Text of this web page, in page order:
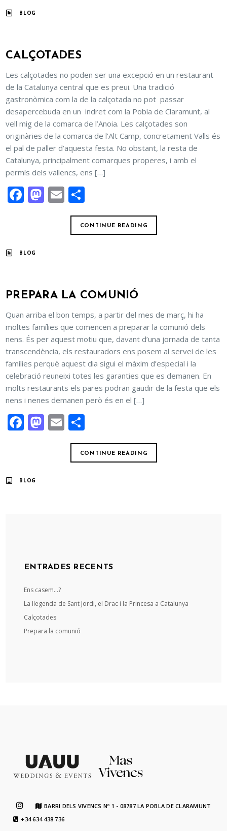
BLOG
CALÇOTADES
Les calçotades no poden ser una excepció en un restaurant
de la Catalunya central que es preui. Una tradició
gastronòmica com la de la calçotada no pot passar
desapercebuda en un indret com la Pobla de Claramunt, al
vell mig de la comarca de l’Anoia. Les calçotades son
originàries de la comarca de l’Alt Camp, concretament Valls és
el pal de paller d’aquesta festa. No obstant, la resta de
Catalunya, principalment comarques properes, i amb el
permís dels vallencs, ens […]
Facebook
Mastodon
Email
CONTINUE READING
BLOG
PREPARA LA COMUNIÓ
Quan arriba el bon temps, a partir del mes de març, hi ha
moltes famílies que comencen a preparar la comunió dels
nens. És per aquest motiu que, davant d’una jornada de tanta
transcendència, els restauradors ens posem al servei de les
famílies perquè aquest dia sigui el màxim d’especial i la
celebració reuneixi totes les garanties que es demanen. En
molts restaurants els pares podran gaudir de la festa que els
nens i nenes demanen però és en el […]
Facebook
Mastodon
Email
CONTINUE READING
BLOG
ENTRADES RECENTS
Ens casem…?
La llegenda de Sant Jordi, el Drac i la Princesa a Catalunya
Calçotades
Prepara la comunió
BARRI DELS VIVENCS Nº 1 - 08787 LA POBLA DE CLARAMUNT
+34 634 438 736